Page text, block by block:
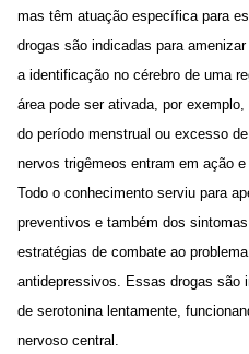
mas têm atuação específica para
drogas são indicadas para
a identificação no cérebro de uma
área pode ser ativada, por
do período menstrual ou excesso
nervos trigêmeos entram em ação e
Todo o conhecimento serviu para
preventivos e também dos
estratégias de combate ao
antidepressivos. Essas drogas são
de serotonina lentamente,
nervoso central.